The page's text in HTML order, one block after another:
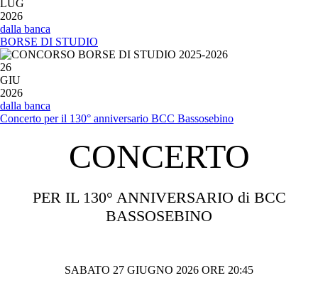
LUG
2026
dalla banca
BORSE DI STUDIO
26
GIU
2026
dalla banca
Concerto per il 130° anniversario BCC Bassosebino
CONCERTO
PER IL 130° ANNIVERSARIO di BCC
BASSOSEBINO
SABATO 27 GIUGNO 2026 ORE 20:45